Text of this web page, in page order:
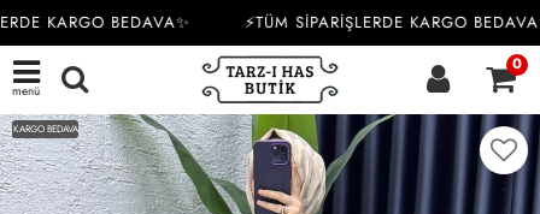
KARGO BEDAVA✨ ⚡TÜM SİPARİŞLERDE KARGO
menü
0
KARGO BEDAVA